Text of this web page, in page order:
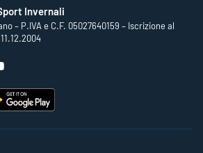
Invernali
– P.IVA e C.F. 05027640159 – Iscrizione al